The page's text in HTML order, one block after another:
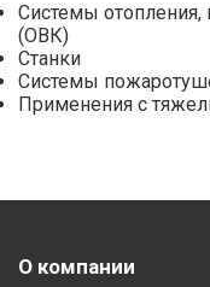
Системы отопления,
(ОВК)
Станки
Системы
Применения с
О компании